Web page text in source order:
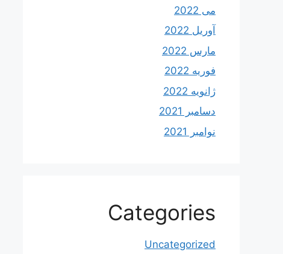
می 2022
آوریل 2022
مارس 2022
فوریه 2022
ژانویه 2022
دسامبر 2021
نوامبر 2021
Categories
Uncategorized